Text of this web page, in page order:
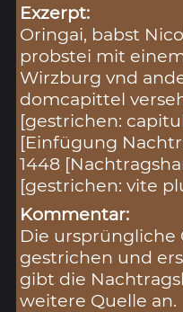
Exzerpt:
Oringai, babst
probstei mit
Wirzburg vnd
domcapittel
[gestrichen:
[Einfügung
1448
[gestrichen: vite
Kommentar:
Die ursprüngliche
gestrichen und
gibt die
weitere Quelle an.